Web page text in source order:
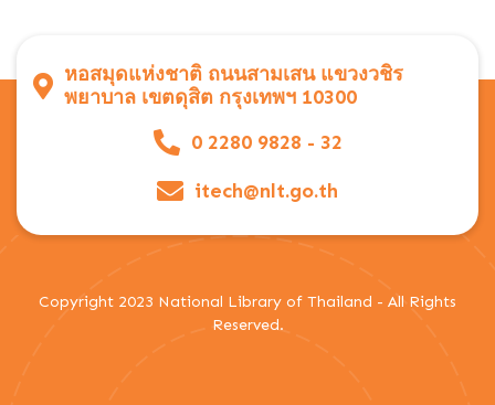
หอสมุดแห่งชาติ ถนนสามเสน แขวงวชิร
พยาบาล เขตดุสิต กรุงเทพฯ 10300
0 2280 9828 - 32
itech@nlt.go.th
Copyright 2023 National Library of Thailand - All Rights
Reserved.